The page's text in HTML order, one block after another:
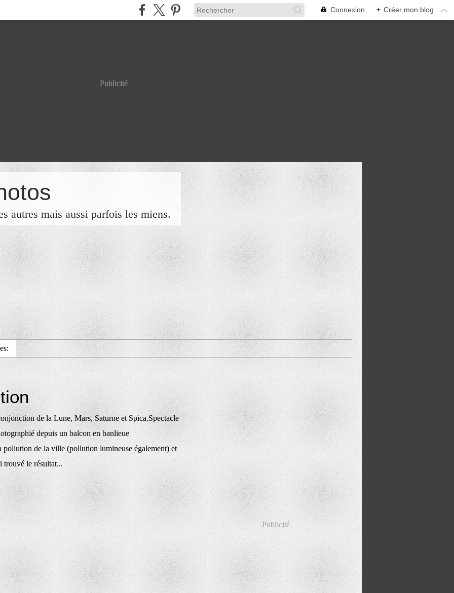
Connexion + Créer mon blog
Publicité
autres mais aussi parfois les miens.
de la Lune, Mars, Saturne et Spica.Spectacle
depuis un balcon en banlieue
pollution de la ville (pollution lumineuse également) et
trouvé le résultat...
Publicité